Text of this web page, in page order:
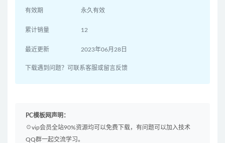
有效期 永久有效
累计销量 12
最近更新 2023年06月28日
下载遇到问题？可联系客服或留言反馈
PC模板网声明：
☉vip会员全站90%资源均可以免费下载，有问题可以加入技术
QQ群一起交流学习。